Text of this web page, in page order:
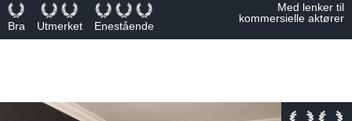
Bra Utmerket Enestående
Med lenker til
kommersielle aktører